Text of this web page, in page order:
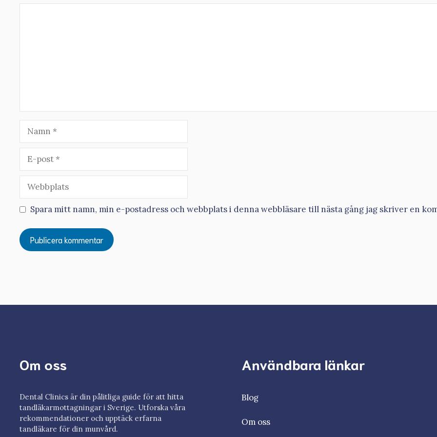
post
Webbplats
Spara mitt namn, min e-postadress och webbplats i denna webbläsare till nästa gång jag skriver en
Om oss
Dental Clinics är din pålitliga guide för att hitta
tandläkarmottagningar i Sverige. Utforska våra
rekommendationer och upptäck erfarna
tandläkare för din munvård.
Användbara länkar
Blog
Om oss